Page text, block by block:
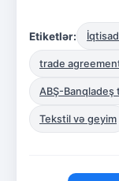
Etiketlər:
trade
ABŞ-Banqladeş
Tekstil və geyim